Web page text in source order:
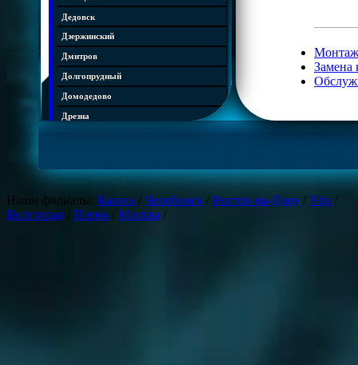
Дедовск
Дзержинский
Дмитров
Долгопрудный
Домодедово
Дрезна
Железнодорожный
Жуковский
Зарайск
Монтаж
Замена
Наши филиалы: Казань / Челябинск / Ростов-на-Дону / Уфа /
Волгоград
Пермь / Москва /